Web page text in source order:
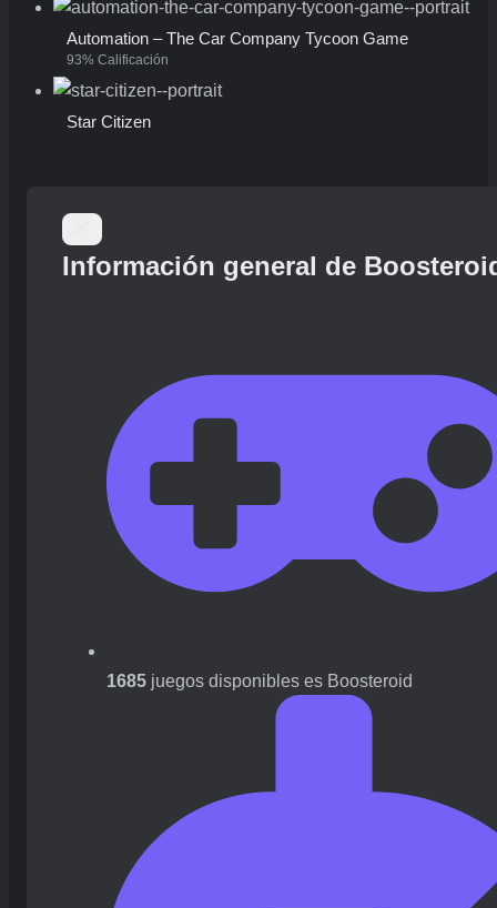
Automation – The Car Company Tycoon Game
93% Calificación
Star Citizen
Información general de
1685 juegos disponibles es Boosteroid